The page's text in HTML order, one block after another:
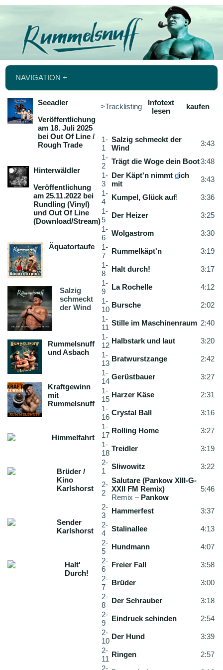
NAVIGATION +
Seeadler
Veröffentlichung
am 18. Juli 2025
bei Out Of Line /
Rough Trade
Hinterwäldler
Veröffentlichung
am 25.11.2022 bei
Rundling (Vinyl)
und Out Of Line
(Download/Stream)
Äquatortaufe
Salzig
schmeckt
der Wind
Rummelsnuff
und Asbach
Kraftgewinn
mit
Rummelsnuff
Himmelfahrt
Brüder /
Kino
Karlshorst
Sender
Karlshorst
Halt'
Durch!
>Tracklisting
Infotext
lesen
kaufen
1-
1
Salzig schmeckt der
Wind
3:43
1-
2
Trägt die Woge dein Boot3:48
1-
3
Der Käpt'n nimmt dich
mit
3:43
1-
4
Kumpel, Glück auf!
3:36
1-
5
Der Heizer
3:25
1-
6
Wolgastrom
3:30
1-
7
Rummelkäpt'n
3:19
1-
8
Halt durch!
3:17
1-
9
La Rochelle
4:12
1-
10
Bursche
2:02
1-
11
Stille im Maschinenraum 2:40
1-
12
Halbstark und laut
3:20
1-
13
Bratwurstzange
2:42
1-
14
Gerüstbauer
3:27
1-
15
Harzer Käse
2:31
1-
16
Crystal Ball
3:16
1-
17
Rolling Home
3:27
1-
18
Treidler
3:19
2-
1
Sliwowitz 3:22
2-
2
Salutare (Pankow XIII-G-
XXII FM Remix)
Remix – Pankow
5:46
2-
3
Hammerfest
3:37
2-
4
Stalinallee
4:13
2-
5
Hundmann
4:07
2-
6
Freier Fall
3:58
2-
7
Brüder
3:00
2-
8
Der Schrauber
3:18
2-
9
Eindruck schinden
2:54
2-
10
Der Hund
3:39
2-
11
Ringen
2:57